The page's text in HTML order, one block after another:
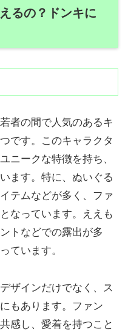
るの？ドンキに
者の間で人気のあるキ
です。このキャラクタ
ニークな特徴を持ち、
ます。特に、ぬいぐる
テムなどが多く、ファ
なっています。ええも
トなどでの露出が多
ています。
ザインだけでなく、ス
もあります。ファン
感し、愛着を持つこと